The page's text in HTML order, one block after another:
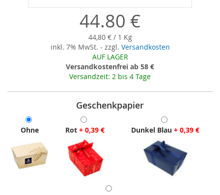
der
44.80 €
44,80 € / 1 Kg
inkl. 7% MwSt. - zzgl. Versandkosten
AUF LAGER
Versandkostenfrei ab 58 €
Versandzeit: 2 bis 4 Tage
Geschenkpapier
Ohne Rot + 0,39 € Dunkel Blau + 0,39 €